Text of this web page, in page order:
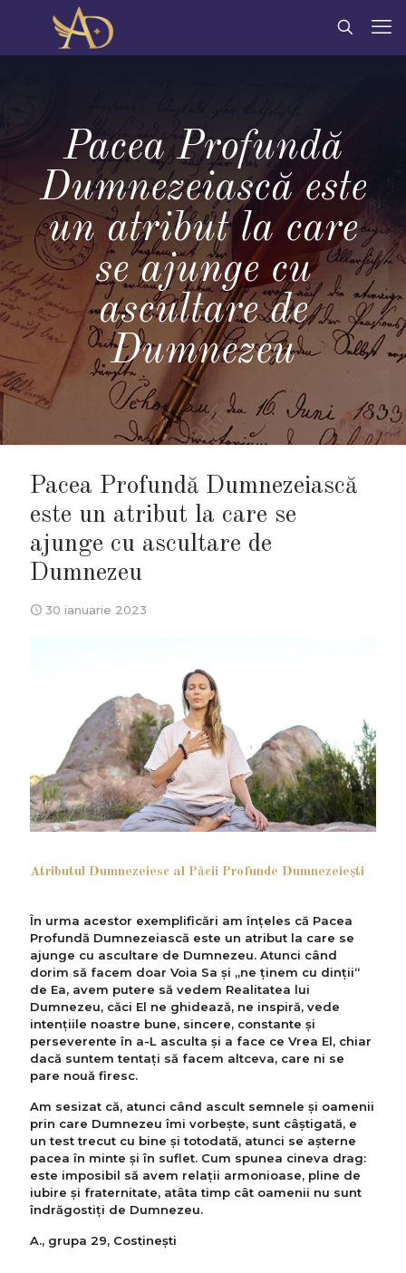
Pacea Profundă
Dumnezeiască este
un atribut la care
se ajunge cu
ascultare de
Dumnezeu
Pacea Profundă Dumnezeiască
este un atribut la care se
ajunge cu ascultare de
Dumnezeu
30 ianuarie 2023
Atributul Dumnezeiesc al Păcii Profunde Dumnezeiești
În urma acestor exemplificări am înţeles că Pacea
Profundă Dumnezeiască este un atribut la care se
ajunge cu ascultare de Dumnezeu. Atunci când
dorim să facem doar Voia Sa și „ne ținem cu dinții“
de Ea, avem putere să vedem Realitatea lui
Dumnezeu, căci El ne ghidează, ne inspiră, vede
intențiile noastre bune, sincere, constante și
perseverente în a-L asculta și a face ce Vrea El, chiar
dacă suntem tentați să facem altceva, care ni se
pare nouă firesc.
Am sesizat că, atunci când ascult semnele și oamenii
prin care Dumnezeu îmi vorbește, sunt câștigată, e
un test trecut cu bine şi totodată, atunci se așterne
pacea în minte și în suflet. Cum spunea cineva drag:
este imposibil să avem relații armonioase, pline de
iubire și fraternitate, atâta timp cât oamenii nu sunt
îndrăgostiți de Dumnezeu.
A., grupa 29, Costinești